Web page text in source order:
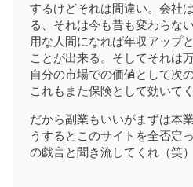
するけどそれは間違い。会社
る、それは今も昔も変わらな
用な人間になれば年収アップ
ことが出来る。そしてそれは
自分の市場での価値として次
これもまた保険として効いて
だから副業もいいがまずは本
うするとこのサイトを全否定
の戯言と聞き流してくれ（笑